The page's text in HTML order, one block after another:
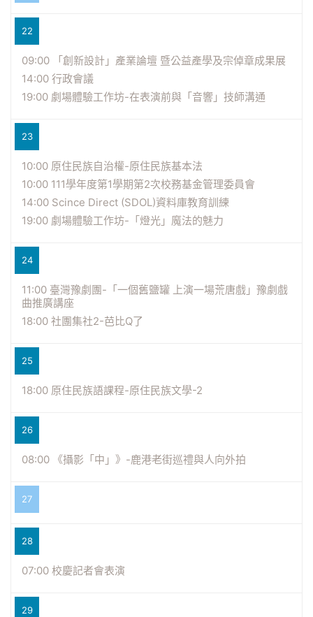
22
09:00 「創新設計」產業論壇 暨公益產學及宗倬章成果展
14:00 行政會議
19:00 劇場體驗工作坊-在表演前與「音響」技師溝通
23
10:00 原住民族自治權-原住民族基本法
10:00 111學年度第1學期第2次校務基金管理委員會
14:00 Scince Direct (SDOL)資料庫教育訓練
19:00 劇場體驗工作坊-「燈光」魔法的魅力
24
11:00 臺灣豫劇團-「一個舊鹽罐 上演一場荒唐戲」豫劇戲
曲推廣講座
18:00 社團集社2-芭比Q了
25
18:00 原住民族語課程-原住民族文學-2
26
08:00 《攝影「中」》-鹿港老街巡禮與人向外拍
27
28
07:00 校慶記者會表演
29